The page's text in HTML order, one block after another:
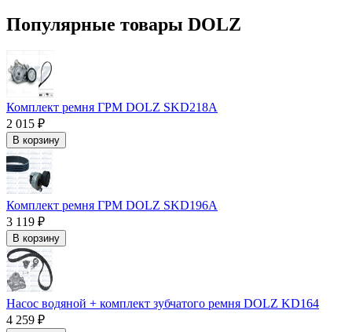
Популярные товары DOLZ
Комплект ремня ГРМ DOLZ SKD218A
2 015 ₽
В корзину
Комплект ремня ГРМ DOLZ SKD196A
3 119 ₽
В корзину
Насос водяной + комплект зубчатого ремня DOLZ KD164
4 259 ₽